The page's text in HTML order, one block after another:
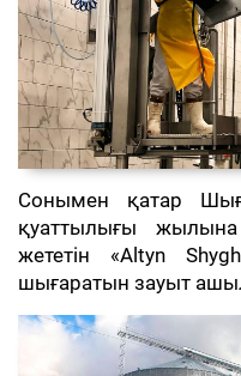
Сонымен қатар
қуаттылығы
жететін «Altyn
шығаратын зауыт